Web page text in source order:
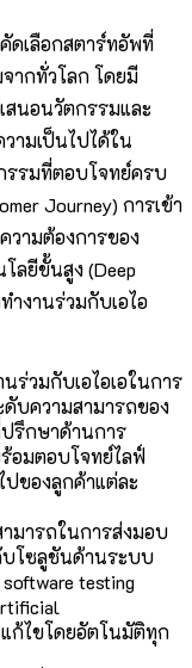
ดเลือกสตาร์ทอัพที่
ากทั่วโลก โดยมี
สนอนวัตกรรมและ
ามเป็นไปได้ใน
รรมที่ตอบโจทย์ครบ
Journey) การเข้า
วามต้องการของ
โลยีขั้นสูง (Deep
ำงานร่วมกับเอไอ
ร่วมกับเอไอเอในการ
บความสามารถของ
รึกษาด้านการ
อมตอบโจทย์ไลฟ์
ปของลูกค้าแต่ละ
มารถในการส่งมอบ
บโซลูชันด้านระบบ
testing
แก้ไขโดยอัตโนมัติทุก